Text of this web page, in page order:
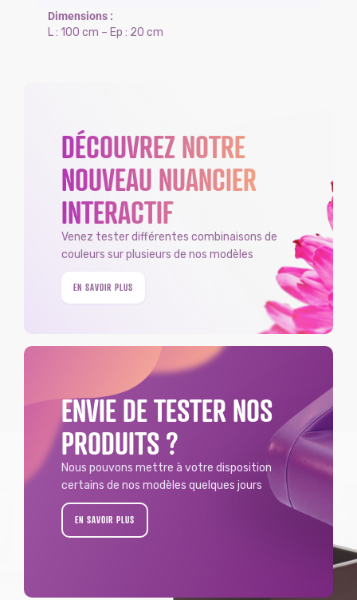
L : 100 cm – Ep : 20 cm
DÉCOUVREZ NOTRE
NOUVEAU NUANCIER
INTERACTIF
Venez tester différentes combinaisons de
couleurs sur plusieurs de nos modèles
EN SAVOIR PLUS
ENVIE DE TESTER NOS
PRODUITS ?
Nous pouvons mettre à votre disposition
certains de nos modèles quelques jours
EN SAVOIR PLUS